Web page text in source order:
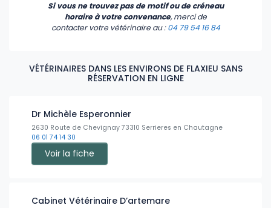
Si vous ne trouvez pas de motif ou de créneau
horaire à votre convenance, merci de
contacter votre vétérinaire au :04 79 54 16 84
VÉTÉRINAIRES DANS LES ENVIRONS DE FLAXIEU SANS
RÉSERVATION EN LIGNE
Dr Michèle Esperonnier
2630 Route de Chevignay 73310 Serrieres en Chautagne
06 01 74 14 30
Voir la fiche
Cabinet Vétérinaire D’artemare